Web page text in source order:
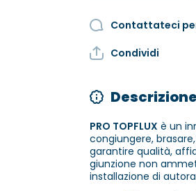
Contattateci
Condividi
PRO TOPFLUX è un
congiungere,
garantire qualità,
giunzione non
installazione di